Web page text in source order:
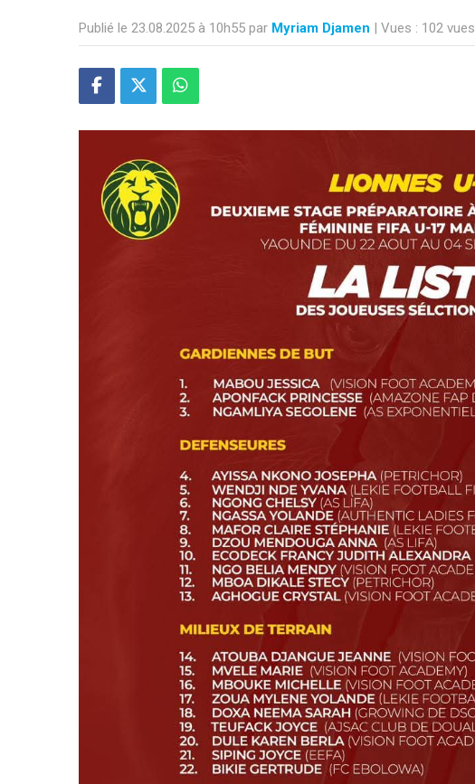
Publié le 23.08.2025 à 10h55 par Myriam Djamen | Vues : 102 vues